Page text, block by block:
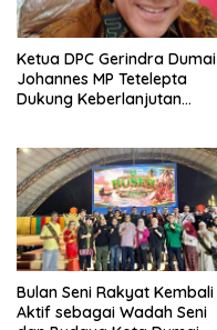
Ketua DPC Gerindra Dumai
Johannes MP Tetelepta
Dukung Keberlanjutan
Bulan Seni Rakyat Kembali
Aktif sebagai Wadah Seni